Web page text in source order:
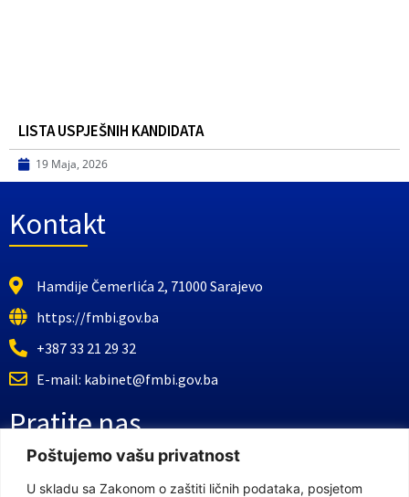
Poštujemo vašu privatnost
U skladu sa Zakonom o zaštiti ličnih podataka, posjetom
LISTA USPJEŠNIH KANDIDATA
19 Maja, 2026
Kontakt
Hamdije Čemerlića 2, 71000 Sarajevo
https://fmbi.gov.ba
+387 33 21 29 32
E-mail: kabinet@fmbi.gov.ba
Pratite nas
Facebook Stranica